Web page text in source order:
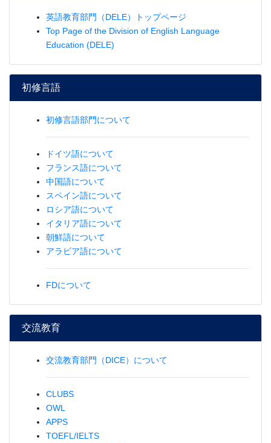
英語教育部門（DELE）トップページ
Top Page of the Division of English Language
Education (DELE)
初修言語
初修言語部門について
ドイツ語について
フランス語について
中国語について
スペイン語について
ロシア語について
イタリア語について
朝鮮語について
アラビア語について
FDについて
交流教育
交流教育部門（DICE）について
CLUBS
OWL
APPS
TOEFL/IELTS